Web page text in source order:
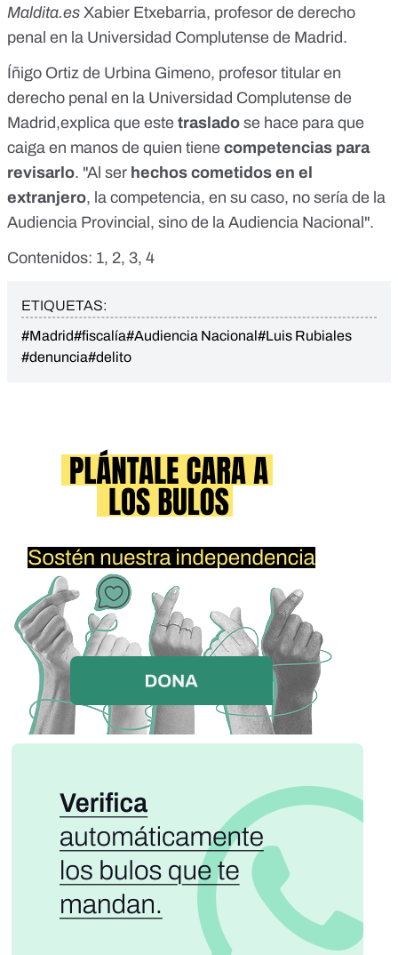
Maldita.es Xabier Etxebarria, profesor de derecho
penal en la Universidad Complutense de Madrid.
Íñigo Ortiz de Urbina Gimeno, profesor titular en
derecho penal en la Universidad Complutense de
Madrid,explica que este traslado se hace para que
caiga en manos de quien tiene competencias para
revisarlo. "Al ser hechos cometidos en el
extranjero, la competencia, en su caso, no sería de la
Audiencia Provincial, sino de la Audiencia Nacional".
Contenidos: 1, 2, 3, 4
ETIQUETAS:
#Madrid#fiscalía#Audiencia Nacional#Luis Rubiales
#denuncia#delito